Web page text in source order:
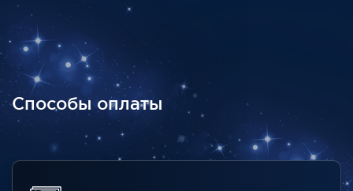
Способы оплаты